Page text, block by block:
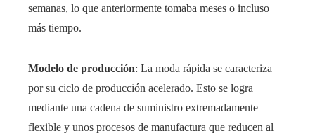
semanas, lo que anteriormente tomaba meses o incluso
más tiempo.
Modelo de producción: La moda rápida se caracteriza
por su ciclo de producción acelerado. Esto se logra
mediante una cadena de suministro extremadamente
flexible y unos procesos de manufactura que reducen al